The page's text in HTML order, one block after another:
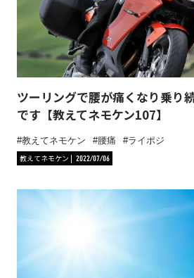
ツーリングで腰が痛くなり乗り
です【教えてネモケン107】
教えてネモケン 腰痛
ライポジ
教えてネモケン
2022/07/06